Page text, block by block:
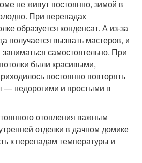
не живут постоянно, зимой в
При перепадах
образуется конденсат. А из-за
получается вызвать мастеров, и
заниматься самостоятельно. При
были красивыми,
постоянно повторять
— недорогими и простыми в
отопления важным
отделки в дачном домике
к перепадам температуры и